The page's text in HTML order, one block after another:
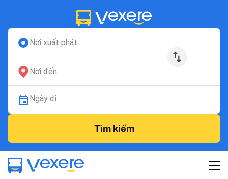
Nơi xuất phát
Nơi đến
Ngày đi
Tìm kiếm